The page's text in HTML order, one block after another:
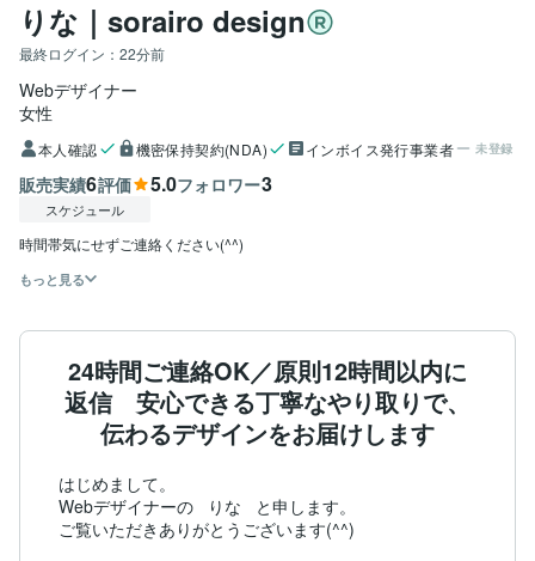
りな｜sorairo design
最終ログイン： 22分前
Webデザイナー
女性
本人確認 機密保持契約(NDA) インボイス発行事業者 未登録
販売実績6評価 5.0フォロワー3
スケジュール
時間帯気にせずご連絡ください(^^)
もっと見る
24時間ご連絡OK／原則12時間以内に
返信 安心できる丁寧なやり取りで、
伝わるデザインをお届けします
はじめまして。
Webデザイナーの   りな   と申します。
ご覧いただきありがとうございます(^^)